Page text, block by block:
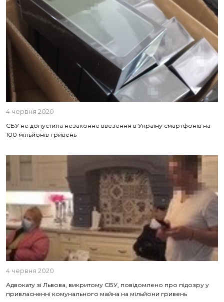
4 червня 2020
СБУ не допустила незаконне ввезення в Україну смартфонів на
100 мільйонів гривень
4 червня 2020
Адвокату зі Львова, викритому СБУ, повідомлено про підозру у
привласненні комунального майна на мільйони гривень